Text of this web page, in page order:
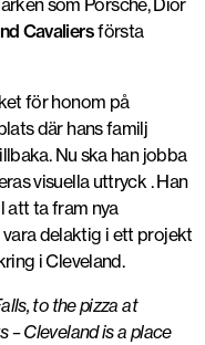
som Porsche, Dior
Cavaliersförsta
för honom på
där hans familj
Nu ska han jobba
visuella uttryck . Han
att ta fram nya
delaktig i ett projekt
i Cleveland.
to the pizza at
– Cleveland is a place